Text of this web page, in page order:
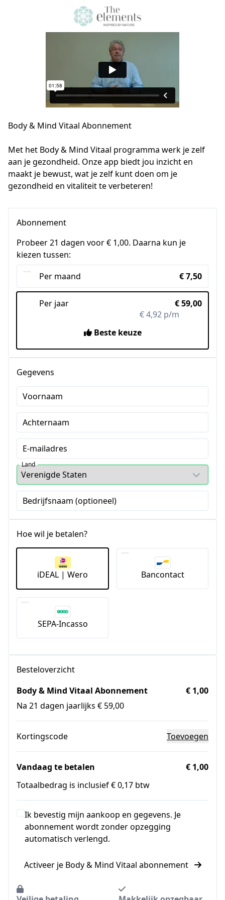
Body & Mind Vitaal Abonnement
Met het Body & Mind Vitaal programma werk je zelf
aan je gezondheid. Onze app biedt jou inzicht en
maakt je bewust, wat je zelf kunt doen om je
gezondheid en vitaliteit te verbeteren!
Abonnement
Probeer 21 dagen voor € 1,00. Daarna kun je
kiezen tussen:
Per maand
€ 7,50
Per jaar
€ 59,00
€ 4,92 p/m
Beste keuze
Gegevens
Voornaam
Achternaam
E-mailadres
Land
Bedrijfsnaam (optioneel)
Hoe wil je betalen?
iDEAL | Wero Bancontact
SEPA-Incasso
Besteloverzicht
Body & Mind Vitaal Abonnement
Na 21 dagen jaarlijks € 59,00
€ 1,00
Kortingscode Toevoegen
Vandaag te betalen
€ 1,00
Totaalbedrag is inclusief € 0,17 btw
Ik bevestig mijn aankoop en gegevens. Je
abonnement wordt zonder opzegging
automatisch verlengd.
Activeer je Body & Mind Vitaal abonnement